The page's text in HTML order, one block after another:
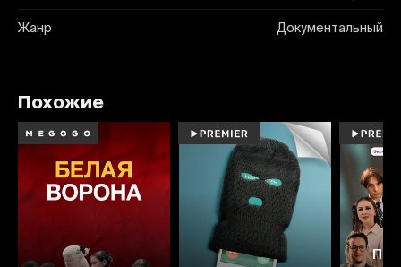
Жанр Документальный
Похожие